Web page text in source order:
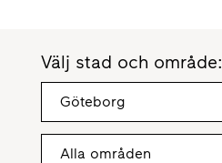
Välj stad och område:
Göteborg
Alla områden